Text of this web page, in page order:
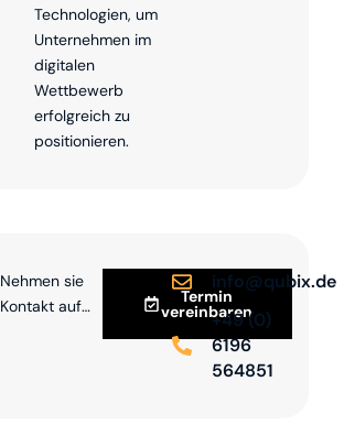
Technologien, um
Unternehmen im
digitalen
Wettbewerb
erfolgreich zu
positionieren.
Nehmen sie
Kontakt auf…
Termin
vereinbaren
info@qubix.de
+49 (0)
6196
564851